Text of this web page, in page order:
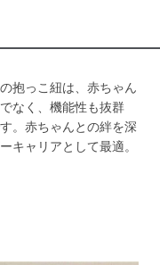
抱っこ紐は、赤ちゃん
なく、機能性も抜群
。赤ちゃんとの絆を深
キャリアとして最適。